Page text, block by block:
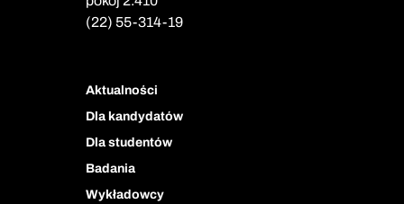
(22) 55-314-19
Aktualności
Dla kandydatów
Dla studentów
Badania
Wykładowcy